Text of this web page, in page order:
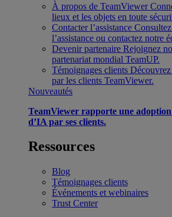
À propos de TeamViewer
lieux et les objets en toute
Contacter l’assistance
l’assistance ou contactez notre
Devenir partenaire Rejoignez
partenariat mondial TeamUP.
Témoignages clients Découvrez
par les clients TeamViewer.
Nouveautés
TeamViewer rapporte une
d’IA par ses clients.
Ressources
Blog
Témoignages clients
Événements et webinaires
Trust Center